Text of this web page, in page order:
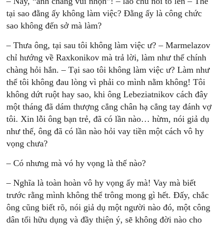
tại sao đằng ấy không làm việc? Đằng ấy là công chức
sao không đến sở mà làm?
– Thưa ông, tại sau tôi không làm việc ư? – Marmelazov
chỉ hướng về Raxkonikov mà trả lời, làm như thế chính
chàng hỏi hắn. – Tại sao tôi không làm việc ư? Làm như
thể tôi không đau lòng vì phải co mình nằm không! Tôi
không dứt ruột hay sao, khi ông Lebeziatnikov cách đây
một tháng đã dám thượng cẳng chân hạ cẳng tay đánh vợ
tôi. Xin lỗi ông bạn trẻ, đã có lần nào… hừm, nói giả dụ
như thế, ông đã có lần nào hỏi vay tiền một cách vô hy
vọng chưa?
– Có nhưng mà vó hy vọng là thế nào?
– Nghĩa là toàn hoàn vô hy vọng ấy mà! Vay mà biết
trước rằng mình không thể trông mong gì hết. Đấy, chắc
ông cũng biết rõ, nói giả dụ một người nào đó, một công
dân tối hữu dụng và đầy thiện ý, sẽ không đời nào cho